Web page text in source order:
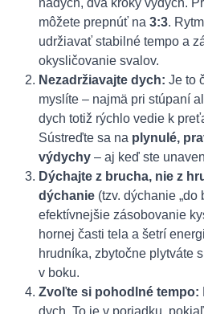
nádych, dva kroky výdych.
môžete prepnúť na 3:3.
udržiavať stabilné tempo a
okysličovanie svalov.
Nezadržiavajte dych: Je to
myslíte – najmä pri stúpaní
dych totiž rýchlo vedie k
Sústreďte sa na plynulé,
výdychy – aj keď ste
Dýchajte z brucha, nie z
dýchanie (tzv. dýchanie „do
efektívnejšie zásobovanie
hornej časti tela a šetrí
hrudníka, zbytočne plytváte
v boku.
Zvoľte si pohodlné tempo: